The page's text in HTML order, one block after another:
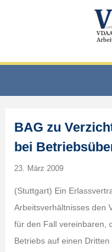
BAG zu
bei
23. März 2009
(Stuttgart) Ein
Arbeitsverhältnisses den
für den Fall vereinbaren,
Betriebs auf einen